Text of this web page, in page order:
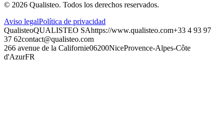
© 2026 Qualisteo. Todos los derechos reservados.
Aviso legalPolítica de privacidad
QualisteoQUALISTEO SAhttps://www.qualisteo.com+33 4 93 97
37 62contact@qualisteo.com
266 avenue de la Californie06200NiceProvence-Alpes-Côte
d'AzurFR